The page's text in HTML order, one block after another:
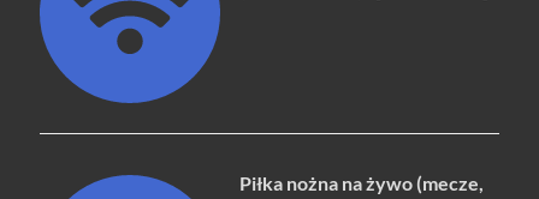
Piłka nożna na żywo (mecze,